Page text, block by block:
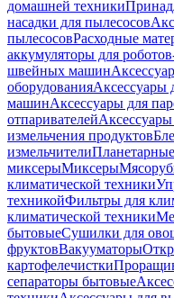
домашней техники
насадки для пылесосов
пылесосовРасходные
аккумуляторы для
швейных машин
оборудованияАксессуары
машинАксессуары для
отпаривателейАксессуары
измельчения продуктов
измельчителиПланетарные
миксерыМиксеры
климатической техники
техникойФильтры для
климатической техники
бытовыеСушилки для
фруктовВакууматоры
картофелечистки
сепараторы бытовые